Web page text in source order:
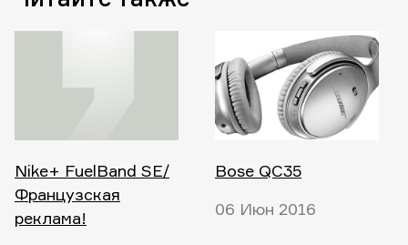
Nike+ FuelBand SE/
Французская
реклама!
Bose QC35
06 Июн 2016